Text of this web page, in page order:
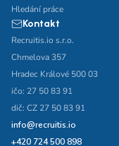
Hledání práce
Kontakt
Recruitis.io s.r.o.
Chmelova 357
Hradec Králové 500 03
ičo: 27 50 83 91
dič: CZ 27 50 83 91
info@recruitis.io
+420 724 500 898